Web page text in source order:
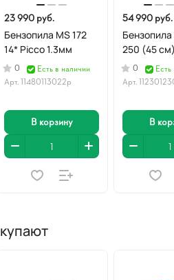
23 990 руб.
Бензопила MS 172
14* Picco 1.3мм
0
Есть в наличии
Арт.11480113022р
В корзину
54 990 руб.
Бензопила
250 (45
0
Арт.
В